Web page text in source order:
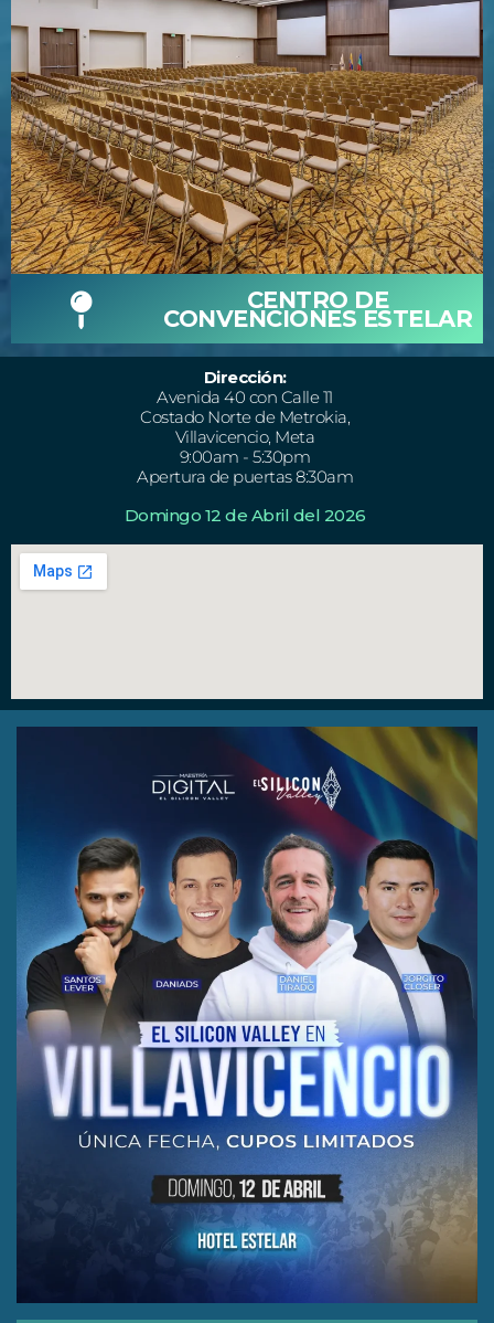
CENTRO DE
CONVENCIONES ESTELAR
Dirección:
Avenida 40 con Calle 11
Costado Norte de Metrokia,
Villavicencio, Meta
9:00am - 5:30pm
Apertura de puertas 8:30am
Domingo 12 de Abril del 2026